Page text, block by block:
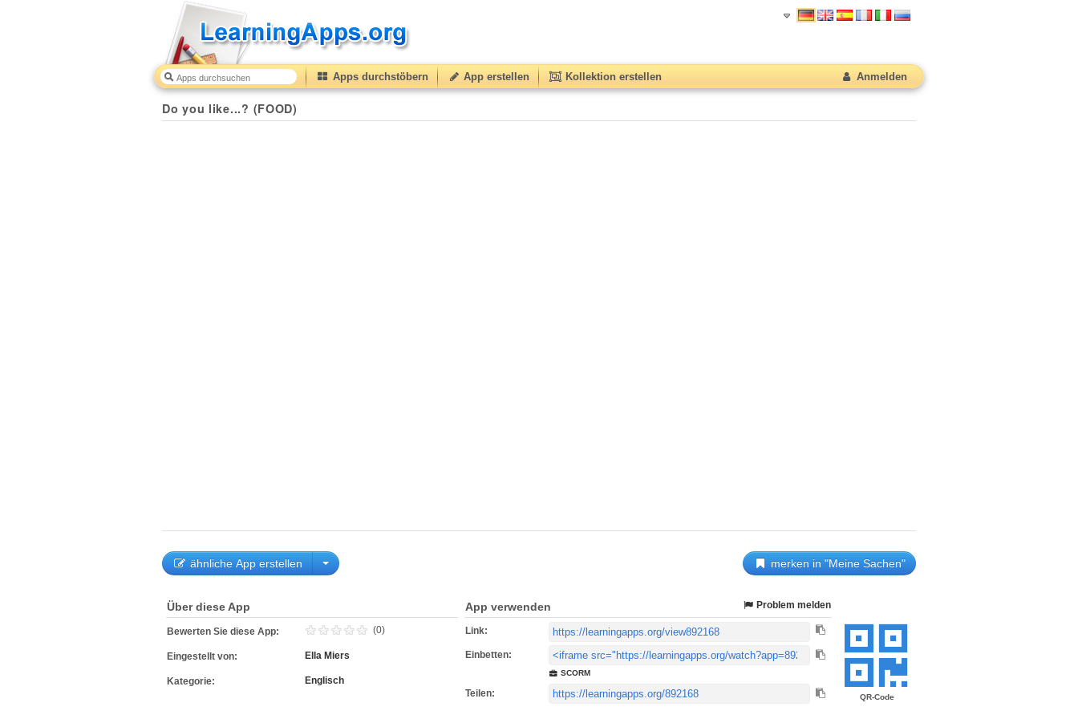
Apps durchstöbern App erstellen Kollektion erstellen Anmelden
Do you like...? (FOOD)
ähnliche App erstellen merken in "Meine Sachen"
QR-Code
Über diese App
Bewerten Sie diese App: (0)
Eingestellt von: Ella Miers
Kategorie: Englisch
App verwenden Problem melden
Link:
Einbetten:
SCORM
Teilen: